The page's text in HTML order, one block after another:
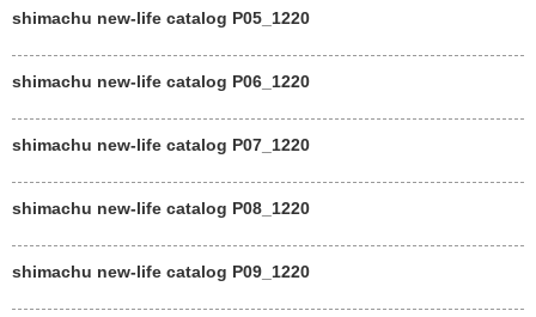
shimachu new-life catalog P05_1220
shimachu new-life catalog P06_1220
shimachu new-life catalog P07_1220
shimachu new-life catalog P08_1220
shimachu new-life catalog P09_1220